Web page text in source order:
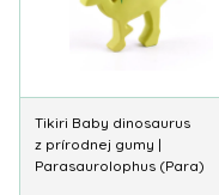
Tikiri Baby dinosaurus
z prírodnej gumy |
Parasaurolophus (Para)